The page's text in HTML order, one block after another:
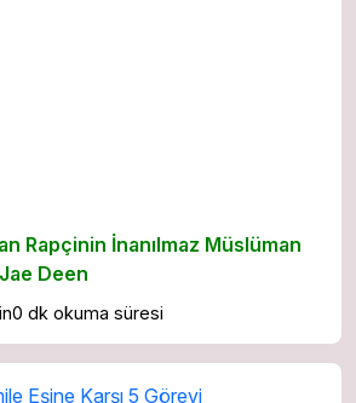
Rapçinin İnanılmaz Müslüman
Deen
0 dk okuma süresi